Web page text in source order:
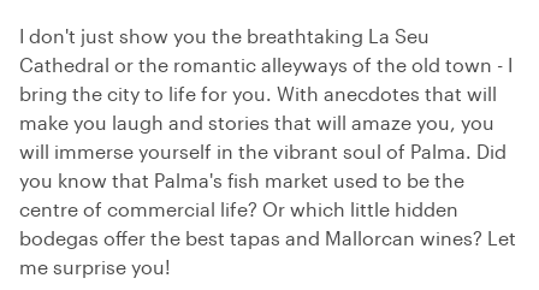
I don't just show you the breathtaking La Seu
Cathedral or the romantic alleyways of the old town - I
bring the city to life for you. With anecdotes that will
make you laugh and stories that will amaze you, you
will immerse yourself in the vibrant soul of Palma. Did
you know that Palma's fish market used to be the
centre of commercial life? Or which little hidden
bodegas offer the best tapas and Mallorcan wines? Let
me surprise you!